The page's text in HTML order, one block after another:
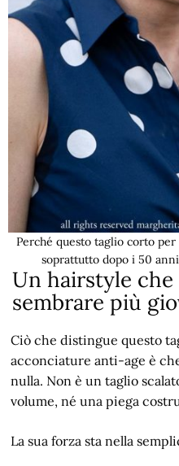
Perché questo taglio corto
soprattutto dopo i 50
Un hairstyle
sembrare più
Ciò che distingue questo
acconciature anti-age è
nulla. Non è un taglio
volume, né una piega
La sua forza sta nella